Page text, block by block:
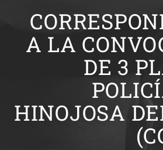
A LA
DE 3
HINOJOSA